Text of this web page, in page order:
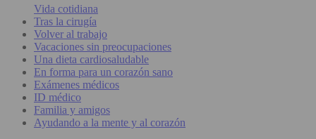
Vida cotidiana
Tras la cirugía
Volver al trabajo
Vacaciones sin preocupaciones
Una dieta cardiosaludable
En forma para un corazón sano
Exámenes médicos
ID médico
Familia y amigos
Ayudando a la mente y al corazón